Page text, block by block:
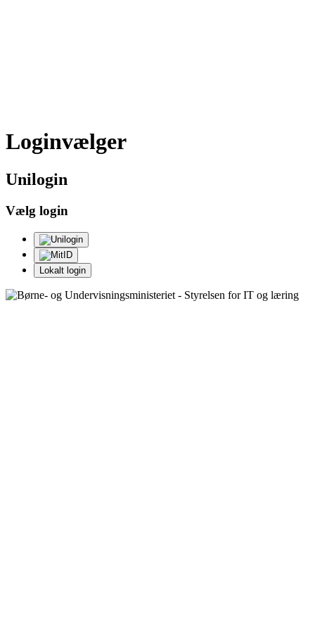
Loginvælger
Unilogin
Vælg login
Lokalt login